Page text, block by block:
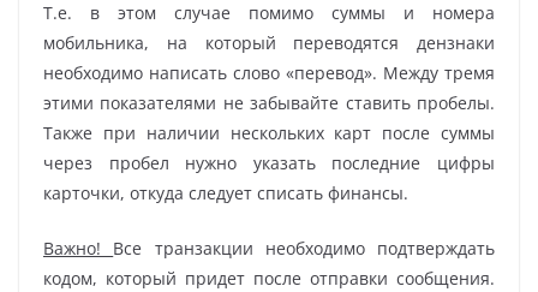
Т.е. в этом случае помимо суммы и номера
мобильника, на который переводятся дензнаки
необходимо написать слово «перевод». Между тремя
этими показателями не забывайте ставить пробелы.
Также при наличии нескольких карт после суммы
через пробел нужно указать последние цифры
карточки, откуда следует списать финансы.
Важно! Все транзакции необходимо подтверждать
кодом, который придет после отправки сообщения.